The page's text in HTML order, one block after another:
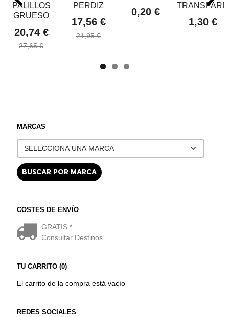
MARCAS
COSTES DE ENVÍO
GRATIS *
Consultar Destinos
TU CARRITO (0)
El carrito de la compra está vacío
REDES SOCIALES
PALILLOS
GRUESO
20,74 €
27,65 €
PERDIZ
17,56 €
21,95 €
0,20 €
1,30 €